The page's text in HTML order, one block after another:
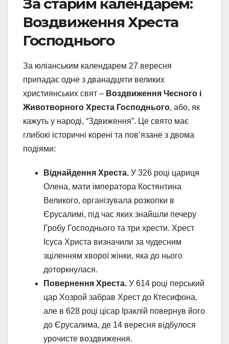
За старим календарем:
Воздвиження Хреста
Господнього
За юліанським календарем 27 вересня
припадає одне з дванадцяти великих
християнських свят – Воздвиження Чесного і
Животворного Хреста Господнього, або, як
кажуть у народі, “Здвиження”. Це свято має
глибокі історичні корені та пов’язане з двома
подіями:
Віднайдення Хреста. У 326 році цариця
Олена, мати імператора Костянтина
Великого, організувала розкопки в
Єрусалимі, під час яких знайшли печеру
Гробу Господнього та три хрести. Хрест
Ісуса Христа визначили за чудесним
зціленням хворої жінки, яка до нього
доторкнулася.
Повернення Хреста. У 614 році перський
цар Хозрой забрав Хрест до Ктесифона,
але в 628 році цісар Іраклій повернув його
до Єрусалима, де 14 вересня відбулося
урочисте воздвиження.